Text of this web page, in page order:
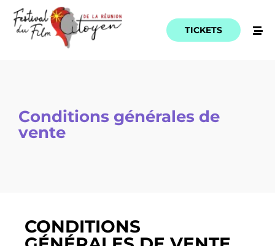
TICKETS
Conditions générales de
vente
CONDITIONS